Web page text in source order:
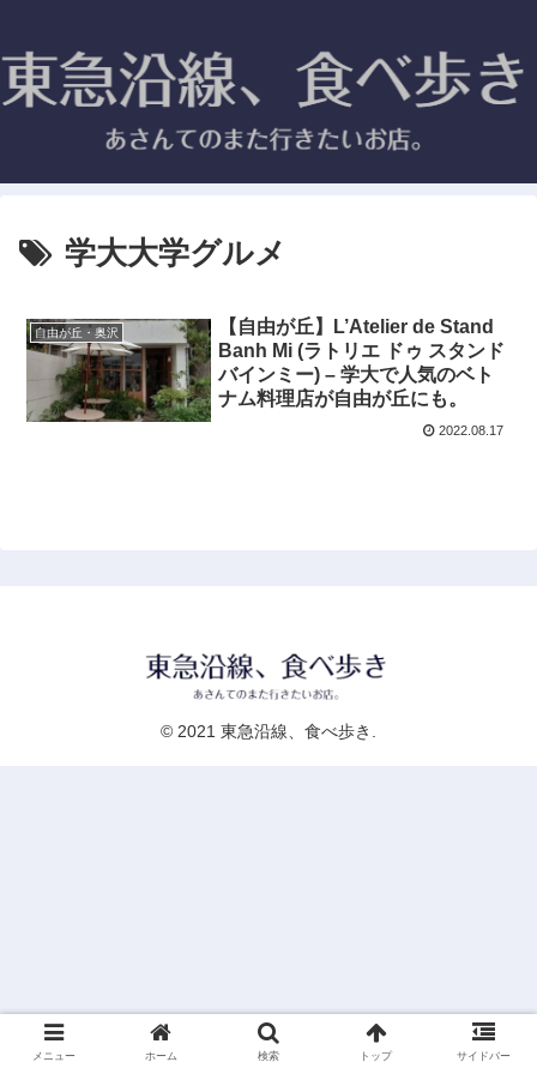
学大大学グルメ
自由が丘・奥沢
【自由が丘】L’Atelier de Stand
Banh Mi (ラトリエ ドゥ スタンド
バインミー) – 学大で人気のベト
ナム料理店が自由が丘にも。
2022.08.17
© 2021 東急沿線、食べ歩き.
メニュー ホーム 検索 トップ サイドバー